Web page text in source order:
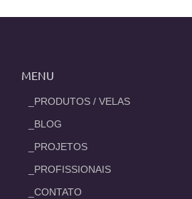
MENU
_PRODUTOS / VELAS
_BLOG
_PROJETOS
_PROFISSIONAIS
_CONTATO